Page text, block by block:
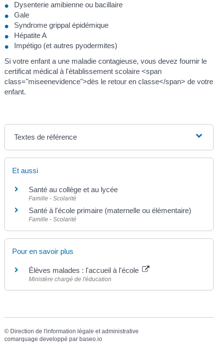
Dysenterie amibienne ou bacillaire
Gale
Syndrome grippal épidémique
Hépatite A
Impétigo (et autres pyodermites)
Si votre enfant a une maladie contagieuse, vous devez fournir le
certificat médical à l'établissement scolaire <span
class="miseenevidence">dès le retour en classe</span> de votre
enfant.
Textes de référence
Et aussi
Santé au collège et au lycée
Famille - Scolarité
Santé à l'école primaire (maternelle ou élémentaire)
Famille - Scolarité
Pour en savoir plus
Élèves malades : l'accueil à l'école
Ministère chargé de l'éducation
© Direction de l'information légale et administrative
comarquage developpé par baseo.io